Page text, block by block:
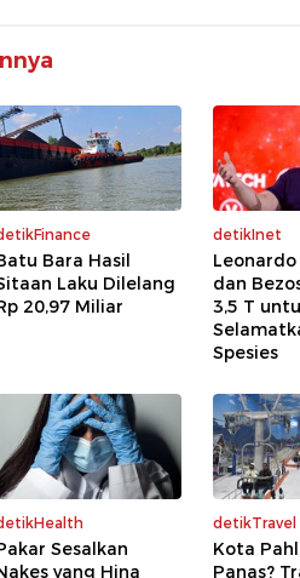
Bara Hasil
Laku Dilelang
20,97 Miliar
detikInet
dan
3,5 T
Spesies
Sesalkan
yang Hina
detikTravel
Kota
Panas?